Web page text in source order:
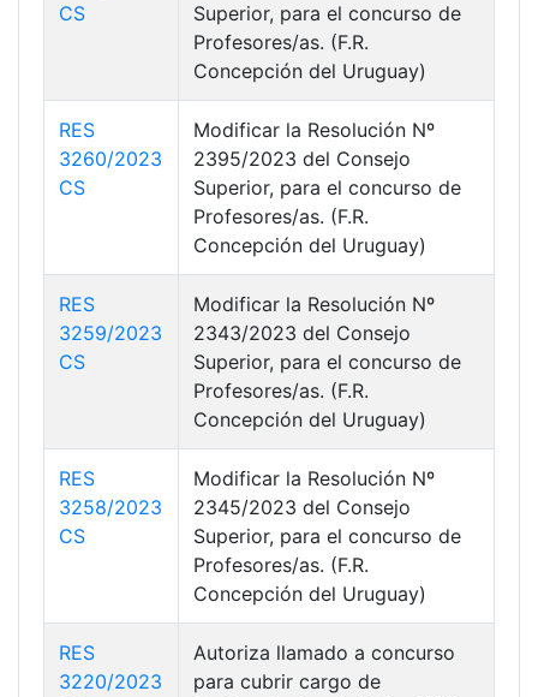
CS
Superior, para el concurso de
Profesores/as. (F.R.
Concepción del Uruguay)
RES
3260/2023
CS
Modificar la Resolución Nº
2395/2023 del Consejo
Superior, para el concurso de
Profesores/as. (F.R.
Concepción del Uruguay)
RES
3259/2023
CS
Modificar la Resolución Nº
2343/2023 del Consejo
Superior, para el concurso de
Profesores/as. (F.R.
Concepción del Uruguay)
RES
3258/2023
CS
Modificar la Resolución Nº
2345/2023 del Consejo
Superior, para el concurso de
Profesores/as. (F.R.
Concepción del Uruguay)
RES
3220/2023
Autoriza llamado a concurso
para cubrir cargo de